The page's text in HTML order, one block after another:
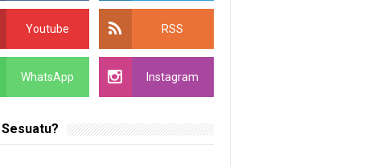
Youtube RSS
WhatsApp Instagram